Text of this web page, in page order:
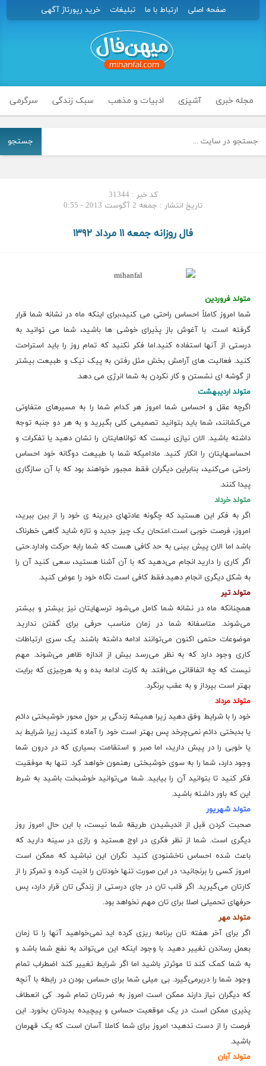
صفحه اصلی ارتباط با ما تبلیغات خرید رپورتاژ آگهی
مجله خبری آشپزی ادبیات و مذهب سبک زندگی سرگرمی
جستجو
کد خبر : 31344
تاریخ انتشار : جمعه 2 آگوست 2013 - 0:55
فال روزانه جمعه ۱۱ مرداد ۱۳۹۲
متولد فروردین
شما امروز کاملاً احساس راحتی می کنید،برای اینکه ماه در نشانه شما قرار
گرفته است. با آغوش باز پذیرای خوشی ها باشید، شما می توانید به
درستی از آنها استفاده کنید.اما فکر نکنید که تمام روز را باید استراحت
کنید. فعالیت های آرامش بخش مثل رفتن به پیک نیک و طبیعت بیشتر
از گوشه ای نشستن و کار نکردن به شما انرژی می دهد.
متولد اردیبهشت
اگرچه عقل و احساس شما امروز هر کدام شما را به مسیرهای متفاوتی
می‌کشانند، شما باید بتوانید تصمیمی کلی بگیرید و به هر دو جنبه توجه
داشته باشید. الان نیازی نیست که تواناهایتان را نشان دهید یا تفکرات و
احساسهایتان را انکار کنید. مادامیکه شما با طبیعت دوگانه خود احساس
راحتی می‌کنید، بنابراین دیگران فقط مجبور خواهند بود که با آن سازگاری
پیدا کنند.
متولد خرداد
اگر به فکر این هستید که چگونه عادتهای دیرینه ی خود را از بین ببرید،
امروز، فرصت خوبی است.امتحان یک چیز جدید و تازه شاید گاهی خطرناک
باشد اما الان پیش بینی به حد کافی هست که شما رابه حرکت وادارد.حتی
اگر کاری را دارید انجام می‌دهید که با آن آشنا هستید، سعی کنید آن را
به شکل دیگری انجام دهید.فقط کافی است نگاه خود را عوض کنید.
متولد تیر
همچنانکه ماه در نشانه شما کامل می‌شود ترسهایتان نیز بیشتر و بیشتر
می‌شوند. متاسفانه شما در زمان مناسب حرفی برای گفتن ندارید.
موضوعات حتمی اکنون می‌توانند ادامه داشته باشند. یک سری ارتباطات
کاری وجود دارد که به نظر می‌رسد بیش از اندازه ظاهر می‌شوند. مهم
نیست که چه اتفاقاتی می‌افتد. به کارت ادامه بده و به هرچیزی که برایت
بهتر است بپرداز و به عقب برنگرد.
متولد مرداد
خود را با شرایط وفق دهید زیرا همیشه زندگی بر حول محور خوشبختی دائم
یا بدبختی دائم نمی‌چرخد پس بهتر است خود را آماده کنید، زیرا شرایط بد
یا خوبی را در پیش دارید، اما صبر و استقامت بسیاری که در درون شما
وجود دارد، شما را به سوی خوشبختی رهنمون خواهد کرد. تنها به موفقیت
فکر کنید تا بتوانید آن را بیابید. شما می‌توانید خوشبخت باشید به شرط
این که باور داشته باشید.
متولد شهریور
صحبت کردن قبل از اندیشیدن طریقه شما نیست، با این حال امروز روز
دیگری است. شما از نظر فکری در اوج هستید و رازی در سینه دارید که
باعث شده احساس ناخشنودی کنید. نگران این نباشید که ممکن است
امروز کسی را برنجانید؛ در این صورت تنها خودتان را اذیت کرده و تمرکز را از
کارتان می‌گیرید. اگر قلب تان در جای درستی از زندگی تان قرار دارد،‌ پس
حرفهای تحمیلی اصلا برای تان مهم نخواهد بود.
متولد مهر
اگر برای آخر هفته تان برنامه ریزی کرده اید نمی‌خواهید آنها را تا زمان
بعمل رساندن تغییر دهید. با وجود اینکه این می‌تواند به نفع شما باشد و
به شما کمک کند تا موثرتر باشید اما اگر شرایط تغییر کند اضطراب تمام
وجود شما را دربرمی‌گیرد. بی میلی شما برای حساس بودن در رابطه با آنچه
که دیگران نیاز دارند ممکن است امروز به ضررتان تمام شود. کی انعطاف
پذیری ممکن است در یک موقعیت حساس و پیچیده بدردتان بخورد. این
فرصت را از دست ندهید؛ امروز برای شما کاملا آسان است که یک قهرمان
باشید.
متولد آبان